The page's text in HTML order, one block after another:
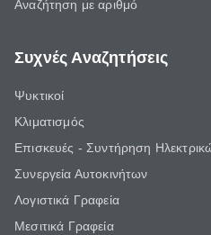
Αναζήτηση με αριθμό
Συχνές Αναζητήσεις
Ψυκτικοί
Κλιματισμός
Επισκευές - Συντήρηση
Συνεργεία Αυτοκινήτων
Λογιστικά Γραφεία
Μεσιτικά Γραφεία